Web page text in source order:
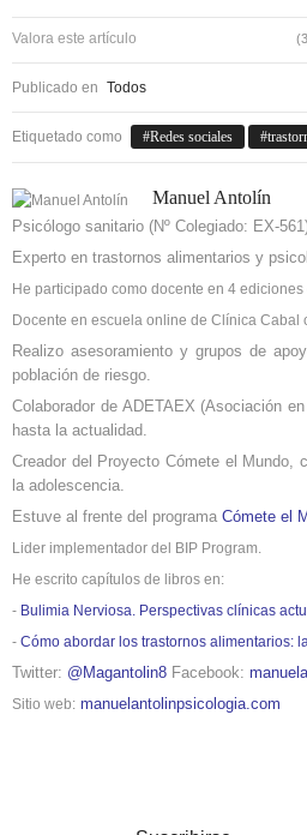
Valora este artículo
Publicado en Todos
Etiquetado como Redes sociales
Manuel Antolín
Psicólogo sanitario (Nº Colegiado: EX-
Experto en trastornos alimentarios y
He participado como docente en 4 ediciones
Docente en escuela online de Clínica Cabal
Realizo asesoramiento y grupos de
población de riesgo.
Colaborador de ADETAEX (Asociación
hasta la actualidad.
Creador del Proyecto Cómete el Mundo,
la adolescencia.
Estuve al frente del programa Cómete el
Lider implementador del BIP Program.
He escrito capítulos de libros en:
- Bulimia Nerviosa. Perspectivas clínicas
- Cómo abordar los trastornos alimentarios:
Twitter: @Magantolin8 Facebook:
Sitio web: manuelantolinpsicologia.com